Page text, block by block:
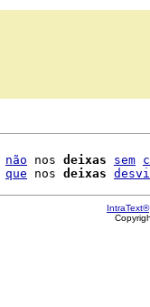
não nos deixas sem
que nos deixas
IntraText®